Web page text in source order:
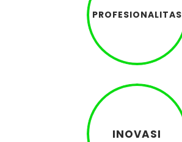
PROFESIONALITAS
INOVASI